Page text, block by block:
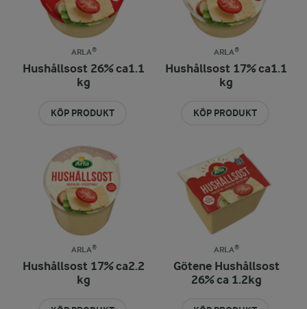
ARLA®
Hushållsost 26% ca1.1
kg
KÖP PRODUKT
ARLA®
Hushållsost 17% ca1.1
kg
KÖP PRODUKT
ARLA®
Hushållsost 17% ca2.2
kg
ARLA®
Götene Hushållsost
26% ca 1.2kg